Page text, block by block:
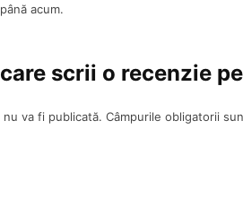
acum.
scrii o recenzie
va fi publicată. Câmpurile obligatorii